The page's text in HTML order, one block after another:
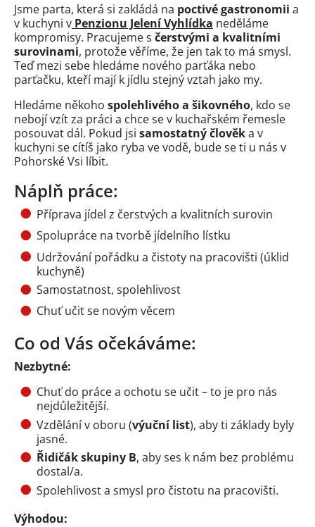
Jsme parta, která si zakládá na poctivé gastronomii a
v kuchyni v Penzionu Jelení Vyhlídka neděláme
kompromisy. Pracujeme s čerstvými a kvalitními
surovinami, protože věříme, že jen tak to má smysl.
Teď mezi sebe hledáme nového parťáka nebo
parťačku, kteří mají k jídlu stejný vztah jako my.
Hledáme někoho spolehlivého a šikovného, kdo se
nebojí vzít za práci a chce se v kuchařském řemesle
posouvat dál. Pokud jsi samostatný člověka v
kuchyni se cítíš jako ryba ve vodě, bude se ti u nás v
Pohorské Vsi líbit.
Náplň práce:
Příprava jídel z čerstvých a kvalitních surovin
Spolupráce na tvorbě jídelního lístku
Udržování pořádku a čistoty na pracovišti (úklid
kuchyně)
Samostatnost, spolehlivost
Chuť učit se novým věcem
Co od Vás očekáváme:
Nezbytné:
Chuť do práce a ochotu se učit – to je pro nás
nejdůležitější.
Vzdělání v oboru (výuční list), aby ti základy byly
jasné.
Řidičák skupiny B, aby ses k nám bez problému
dostal/a.
Spolehlivost a smysl pro čistotu na pracovišti.
Výhodou: